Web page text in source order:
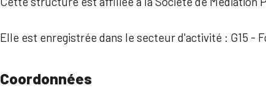
Elle est enregistrée dans le secteur d'activité : G15 -
Coordonnées